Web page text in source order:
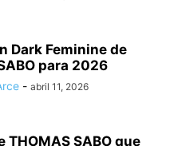
Dark Feminine de
para 2026
- abril 11, 2026
THOMAS SABO que